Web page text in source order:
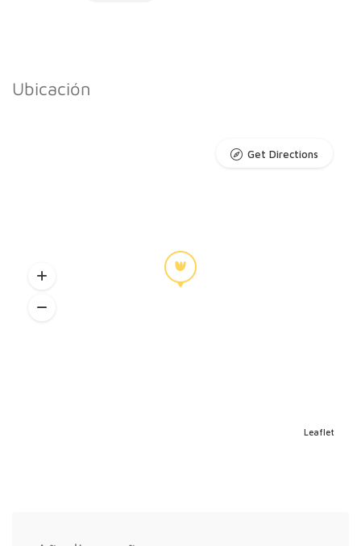
Ubicación
Leaflet
Get Directions